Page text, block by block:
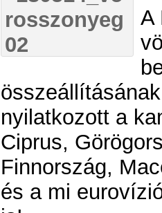
A
nyilatkozott a
Ciprus,
Finnország,
és a mi